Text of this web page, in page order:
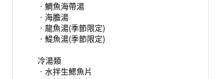
ㆍ鯛魚海帶湯
ㆍ海膽湯
ㆍ龍魚湯(季節限定)
ㆍ鯷魚湯(季節限定)
冷湯類
ㆍ水拌生鰓魚片